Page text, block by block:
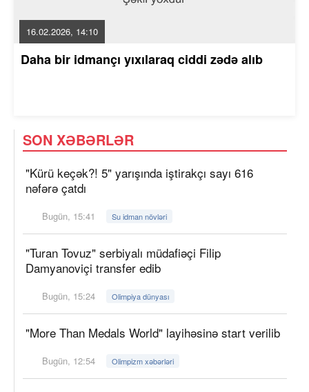
16.02.2026, 14:10
Daha bir idmançı yıxılaraq ciddi zədə alıb
SON XƏBƏRLƏR
"Kürü keçək?! 5" yarışında iştirakçı sayı 616
nəfərə çatdı
Bugün, 15:41 Su idman növləri
"Turan Tovuz" serbiyalı müdafiəçi Filip
Damyanoviçi transfer edib
Bugün, 15:24 Olimpiya dünyası
"More Than Medals World" layihəsinə start verilib
Bugün, 12:54 Olimpizm xəbərləri